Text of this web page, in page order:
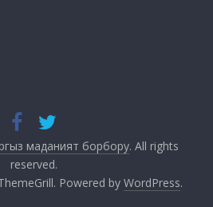
маданият борбору. All rights
reserved.
Powered by WordPress.